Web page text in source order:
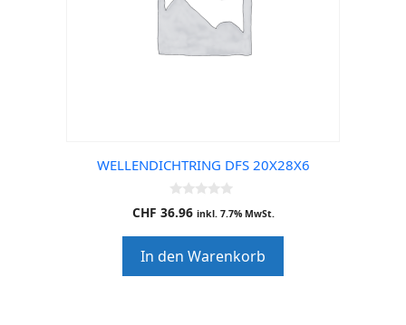
WELLENDICHTRING DFS 20X28X6
0
o
o
f
5
CHF 36.96 inkl. 7.7% MwSt.
In den Warenkorb